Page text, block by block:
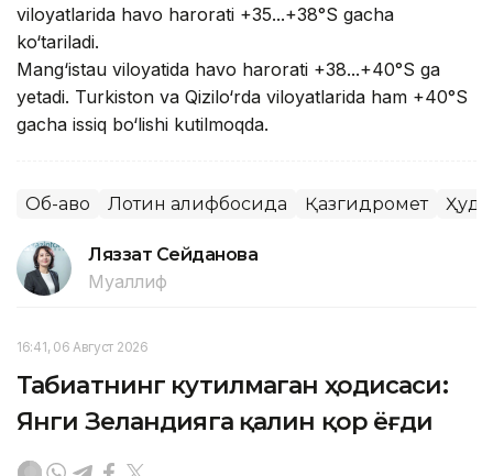
viloyatlarida havo harorati +35...+38°S gacha
ko‘tariladi.
Mang‘istau viloyatida havo harorati +38...+40°S ga
yetadi. Turkiston va Qizilo‘rda viloyatlarida ham +40°S
gacha issiq bo‘lishi kutilmoqda.
Об-ҳаво Лотин алифбосида Қазгидромет
Ляззат Сейданова
Муаллиф
16:41, 06 Август 2026
Табиатнинг кутилмаган ҳодисаси:
Янги Зеландияга қалин қор ёғди